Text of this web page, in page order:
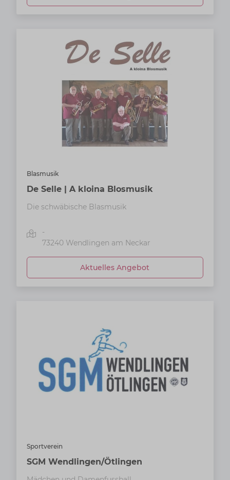
Blasmusik
De Selle | A kloina Blosmusik
Die schwäbische Blasmusik
-
73240 Wendlingen am Neckar
Aktuelles Angebot
Sportverein
SGM Wendlingen/Ötlingen